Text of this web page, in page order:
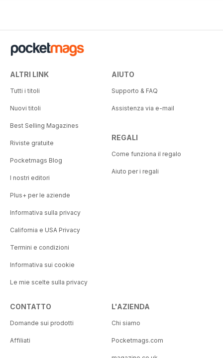
ALTRI LINK
Tutti i titoli
Nuovi titoli
Best Selling Magazines
Riviste gratuite
Pocketmags Blog
I nostri editori
Plus+ per le aziende
Informativa sulla privacy
California e USA Privacy
Termini e condizioni
Informativa sui cookie
Le mie scelte sulla privacy
AIUTO
Supporto & FAQ
Assistenza via e-mail
REGALI
Come funziona il regalo
Aiuto per i regali
CONTATTO
Domande sui prodotti
Affiliati
L'AZIENDA
Chi siamo
Pocketmags.com